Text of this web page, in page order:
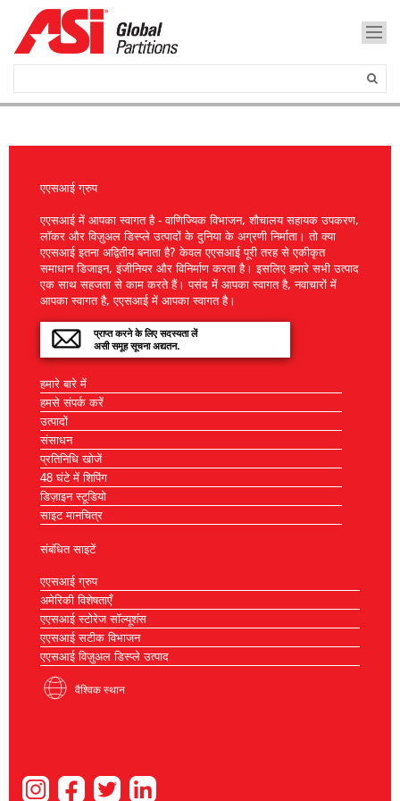
एएसआई ग्रुप
एएसआई में आपका स्वागत है - वाणिज्यिक विभाजन, शौचालय सहायक उपकरण,
लॉकर और विज़ुअल डिस्प्ले उत्पादों के दुनिया के अग्रणी निर्माता। तो क्या
एएसआई इतना अद्वितीय बनाता है? केवल एएसआई पूरी तरह से एकीकृत
समाधान डिजाइन, इंजीनियर और विनिर्माण करता है। इसलिए हमारे सभी उत्पाद
एक साथ सहजता से काम करते हैं। पसंद में आपका स्वागत है, नवाचारों में
आपका स्वागत है, एएसआई में आपका स्वागत है।
प्राप्त करने के लिए सदस्यता लें
असी समूह सूचना अद्यतन.
हमारे बारे में
हमसे संपर्क करें
उत्पादों
संसाधन
प्रतिनिधि खोजें
48 घंटे में शिपिंग
डिज़ाइन स्टूडियो
साइट मानचित्र
संबंधित साइटें
एएसआई ग्रुप
अमेरिकी विशेषताएँ
एएसआई स्टोरेज सॉल्यूशंस
एएसआई सटीक विभाजन
एएसआई विज़ुअल डिस्प्ले उत्पाद
वैश्विक स्थान